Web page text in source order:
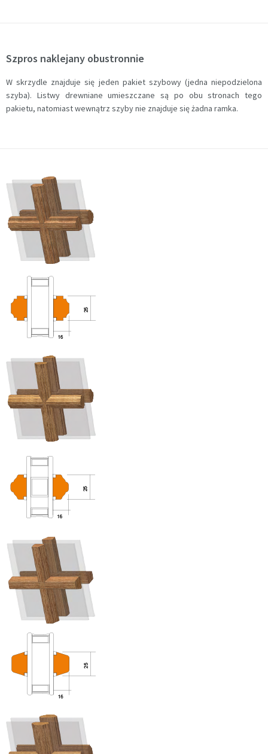
Szpros naklejany obustronnie
W skrzydle znajduje się jeden pakiet szybowy (jedna niepodzielona
szyba). Listwy drewniane umieszczane są po obu stronach tego
pakietu, natomiast wewnątrz szyby nie znajduje się żadna ramka.